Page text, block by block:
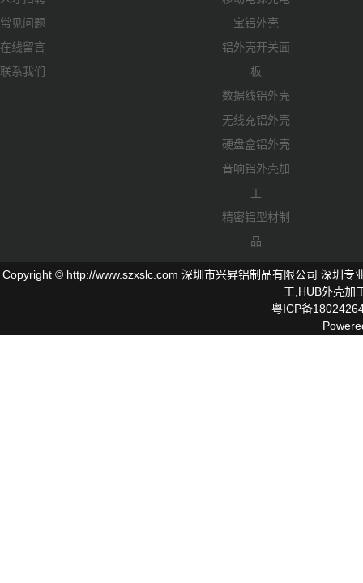
常见问题
在线留言
联系我们
宝铝外壳
铝外壳开关面
板
数据线铝外壳
无线充铝外壳
硬盘盒铝外壳
音响铝外壳加
工
精密铝型材制
品
Copyright © http://www.szxslc.com 深圳市兴昇铝制品有限公司 深圳专
工, HUB外壳加
粤ICP备